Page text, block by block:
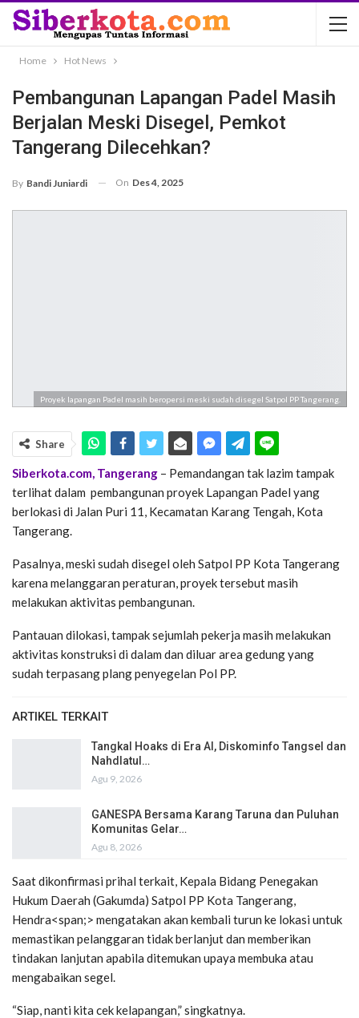
Home Hot News
Pembangunan Lapangan Padel Masih
Berjalan Meski Disegel, Pemkot
Tangerang Dilecehkan?
By Bandi Juniardi On Des 4, 2025
Proyek lapangan Padel masih beropersi meski sudah disegel Satpol PP Tangerang.
Share
Siberkota.com, Tangerang – Pemandangan tak lazim tampak
terlihat dalam pembangunan proyek Lapangan Padel yang
berlokasi di Jalan Puri 11, Kecamatan Karang Tengah, Kota
Tangerang.
Pasalnya, meski sudah disegel oleh Satpol PP Kota Tangerang
karena melanggaran peraturan, proyek tersebut masih
melakukan aktivitas pembangunan.
Pantauan dilokasi, tampak sejumlah pekerja masih melakukan
aktivitas konstruksi di dalam dan diluar area gedung yang
sudah terpasang plang penyegelan Pol PP.
ARTIKEL TERKAIT
Tangkal Hoaks di Era AI, Diskominfo Tangsel dan
Nahdlatul…
Agu 9, 2026
GANESPA Bersama Karang Taruna dan Puluhan
Komunitas Gelar…
Agu 8, 2026
Saat dikonfirmasi prihal terkait, Kepala Bidang Penegakan
Hukum Daerah (Gakumda) Satpol PP Kota Tangerang,
Hendra<span;> mengatakan akan kembali turun ke lokasi untuk
memastikan pelanggaran tidak berlanjut dan memberikan
tindakan lanjutan apabila ditemukan upaya membuka atau
mengabaikan segel.
“Siap, nanti kita cek kelapangan,” singkatnya.